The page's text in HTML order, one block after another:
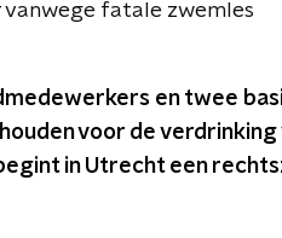
fatale zwemles
en twee
voor de verdrinking
in Utrecht een